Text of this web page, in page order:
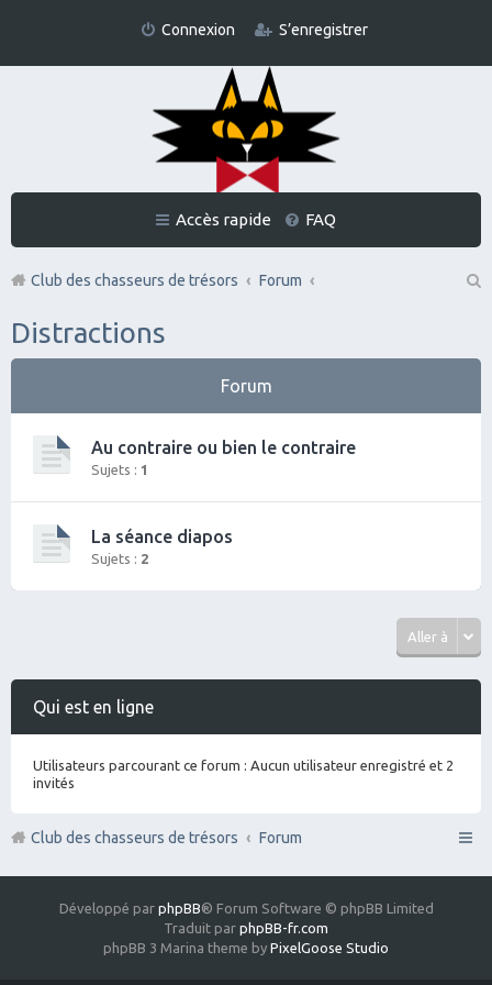
Connexion S’enregistrer
Accès rapide FAQ
Club des chasseurs de trésors
Forum
ch
Distractions
Forum
Au contraire ou bien le contraire
Sujets : 1
La séance diapos
Sujets : 2
Aller à
Qui est en ligne
Utilisateurs parcourant ce forum : Aucun utilisateur enregistré et 2
invités
Club des chasseurs de trésors Forum
Développé par phpBB® Forum Software © phpBB Limited
Traduit par phpBB-fr.com
phpBB 3 Marina theme by PixelGoose Studio